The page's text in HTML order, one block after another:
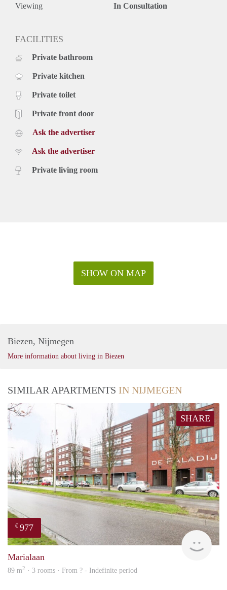
Viewing In Consultation
FACILITIES
Private bathroom
Private kitchen
Private toilet
Private front door
Ask the advertiser
Ask the advertiser
Private living room
SHOW ON MAP
Biezen, Nijmegen
More information about living in Biezen
SIMILAR APARTMENTS IN NIJMEGEN
SHARE
€ 977
Marialaan
89 m2 · 3 rooms · From ? - Indefinite period